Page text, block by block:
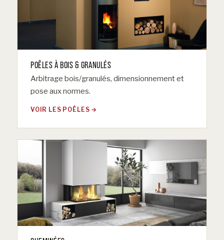
POÊLES À BOIS & GRANULÉS
Arbitrage bois/granulés, dimensionnement et
pose aux normes.
VOIR LES POÊLES